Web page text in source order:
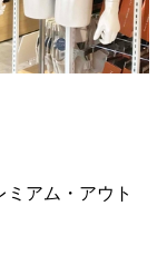
アム・アウト